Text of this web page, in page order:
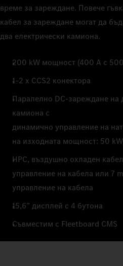
време за зареждане. Повече
кабел за зареждане могат да
два електрически камиона.
200 kW мощност (400 A с
1–2 x CCS2 конектора
Паралелно DC-зареждане на
камиона с
динамично управление на
на изходната мощност: 50
HPC, въздушно охладен
управление на кабела или 7
управление на кабела
15,6” дисплей с 4 бутона
Съвместим с Fleetboard CMS